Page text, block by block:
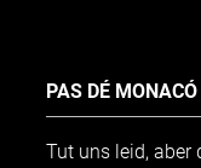
PAS DÉ MONACÓ
Tut uns leid, aber